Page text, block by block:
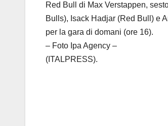
Red Bull di Max Verstappen,
Bulls), Isack Hadjar (Red Bull) e
per la gara di domani (ore 16).
– Foto Ipa Agency –
(ITALPRESS).